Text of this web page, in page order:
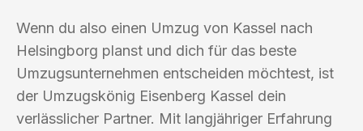
Wenn du also einen Umzug von Kassel nach
Helsingborg planst und dich für das beste
Umzugsunternehmen entscheiden möchtest, ist
der Umzugskönig Eisenberg Kassel dein
verlässlicher Partner. Mit langjähriger Erfahrung